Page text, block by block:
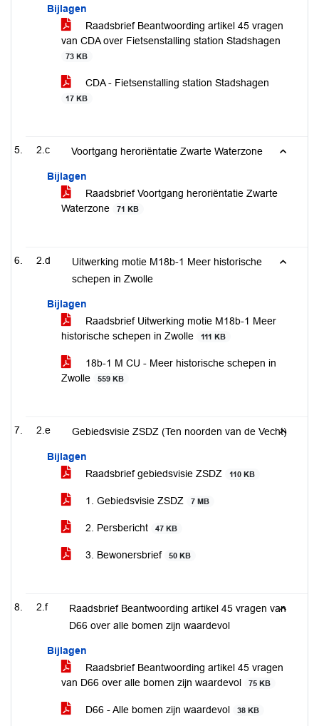
Bijlagen
Raadsbrief Beantwoording artikel 45 vragen
van CDA over Fietsenstalling station Stadshagen
73 KB
CDA - Fietsenstalling station Stadshagen
17 KB
2.c Voortgang heroriëntatie Zwarte Waterzone
Bijlagen
Raadsbrief Voortgang heroriëntatie Zwarte
Waterzone
71 KB
2.d
Uitwerking motie M18b-1 Meer historische
schepen in Zwolle
Bijlagen
Raadsbrief Uitwerking motie M18b-1 Meer
historische schepen in Zwolle
111 KB
18b-1 M CU - Meer historische schepen in
Zwolle
559 KB
2.e Gebiedsvisie ZSDZ (Ten noorden van de Vecht)
Bijlagen
Raadsbrief gebiedsvisie ZSDZ
110 KB
1. Gebiedsvisie ZSDZ 7 MB
2. Persbericht 47 KB
3. Bewonersbrief 50 KB
2.f
Raadsbrief Beantwoording artikel 45 vragen van
D66 over alle bomen zijn waardevol
Bijlagen
Raadsbrief Beantwoording artikel 45 vragen
van D66 over alle bomen zijn waardevol
75 KB
D66 - Alle bomen zijn waardevol 38 KB